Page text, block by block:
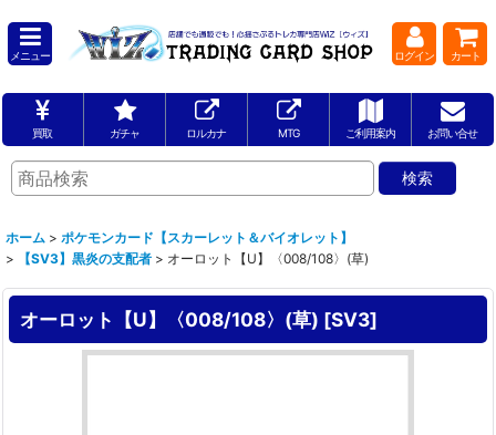
メニュー ログイン カート
買取 ガチャ ロルカナ MTG ご利用案内 お問い合せ
ホーム > ポケモンカード【スカーレット＆バイオレット】
>
【SV3】黒炎の支配者 > オーロット【U】〈008/108〉(草)
オーロット【U】〈008/108〉(草) [SV3]